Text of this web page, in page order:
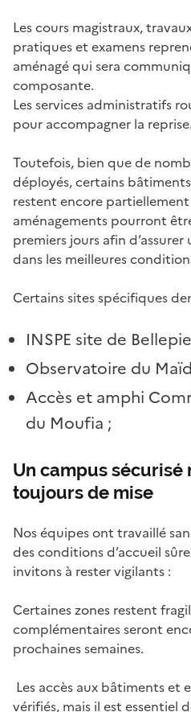
Les cours magistraux,
pratiques et examens
aménagé qui sera
composante.
Les services administratifs
pour accompagner la reprise.
Toutefois, bien que de
déployés, certains
restent encore
aménagements pourront
premiers jours afin
dans les meilleures
Certains sites spécifiques
INSPE site de
Observatoire du
Accès et amphi
du Moufia ;
Un campus
toujours de mise
Nos équipes ont travaillé
des conditions d’accueil
invitons à rester vigilants :
Certaines zones restent
complémentaires seront
prochaines semaines.
Les accès aux bâtiments et
vérifiés, mais il est essentiel